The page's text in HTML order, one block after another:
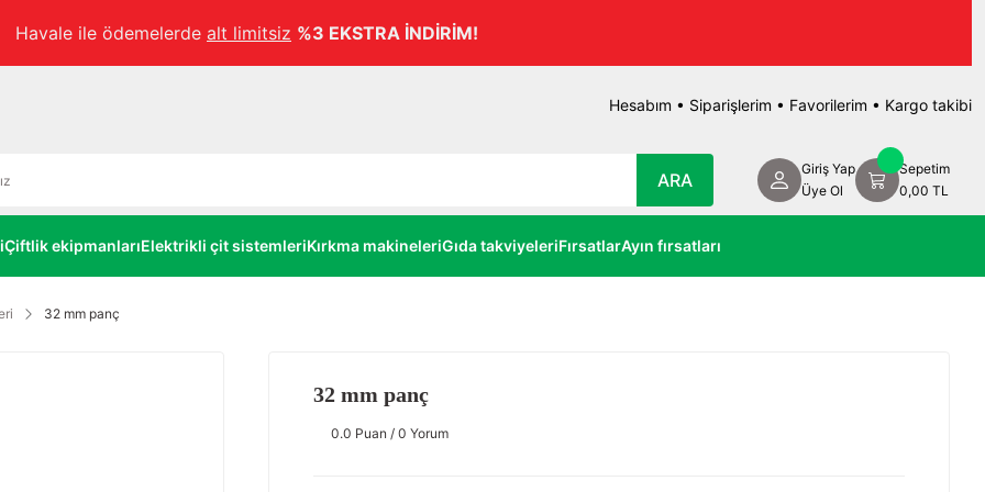
Havale ile ödemelerde alt limitsiz %3 EKSTRA İNDİRİM!
Hesabım • Siparişlerim • Favorilerim • Kargo takibi
ARA
Giriş Yap
Üye Ol
Sepetim
0,00 TL
Çiftlik ekipmanlarıElektrikli çit sistemleriKırkma makineleriGıda takviyeleriFırsatlarAyın fırsatları
32 mm panç
32 mm panç
0.0 Puan / 0 Yorum